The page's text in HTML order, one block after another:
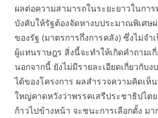
ผลต่อความสามารถในระยะยาวในกา
บังคับให้รัฐต้องจัดหางบประมาณพิเศษ
ของรัฐ (มาตรการกึ่งการคลัง) ซึ่งไม่จ
ผู้แทนราษฎร สิ่งนี้จะทำให้เกิดคำถามเ
นอกจากนี้ ยังไม่มีรายละเอียดเกี่ยวกับ
ได้ของโครงการ ผลสำรวจความคิดเห็
ใหญ่คาดหวังว่าพรรคเสรีประชาธิปไต
ก้าวไปข้างหน้า จะชนะการเลือกตั้ง ม